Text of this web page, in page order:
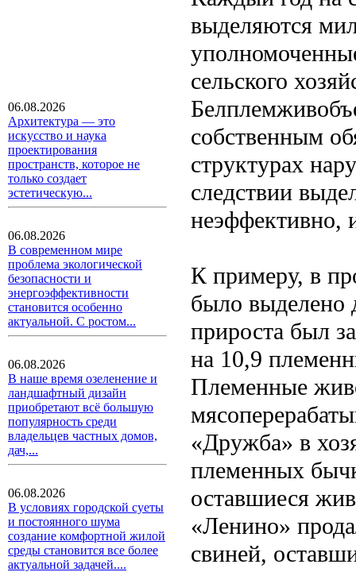
06.08.2026
Архитектура — это
искусство и наука
проектирования
пространств, которое не
только создает
эстетическую...
06.08.2026
В современном мире
проблема экологической
безопасности и
энергоэффективности
становится особенно
актуальной. С ростом...
06.08.2026
В наше время озеленение и
ландшафтный дизайн
приобретают всё большую
популярность среди
владельцев частных домов,
дач,...
06.08.2026
В условиях городской суеты
и постоянного шума
создание комфортной жилой
среды становится все более
актуальной задачей....
выделяются
сельского
собственным
структурах
следствии
неэффективно,
К примеру, в
было выделено
прироста был
на 10,9
Племенные
«Дружба» в
племенных
оставшиеся
«Ленино»
свиней,